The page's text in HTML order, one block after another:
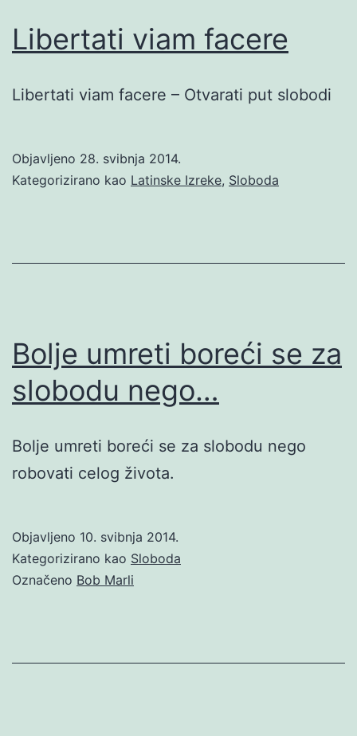
Libertati viam facere
Libertati viam facere – Otvarati put slobodi
Objavljeno 28. svibnja 2014.
Kategorizirano kao Latinske Izreke, Sloboda
Bolje umreti boreći se za
slobodu nego…
Bolje umreti boreći se za slobodu nego
robovati celog života.
Objavljeno 10. svibnja 2014.
Kategorizirano kao Sloboda
Označeno Bob Marli